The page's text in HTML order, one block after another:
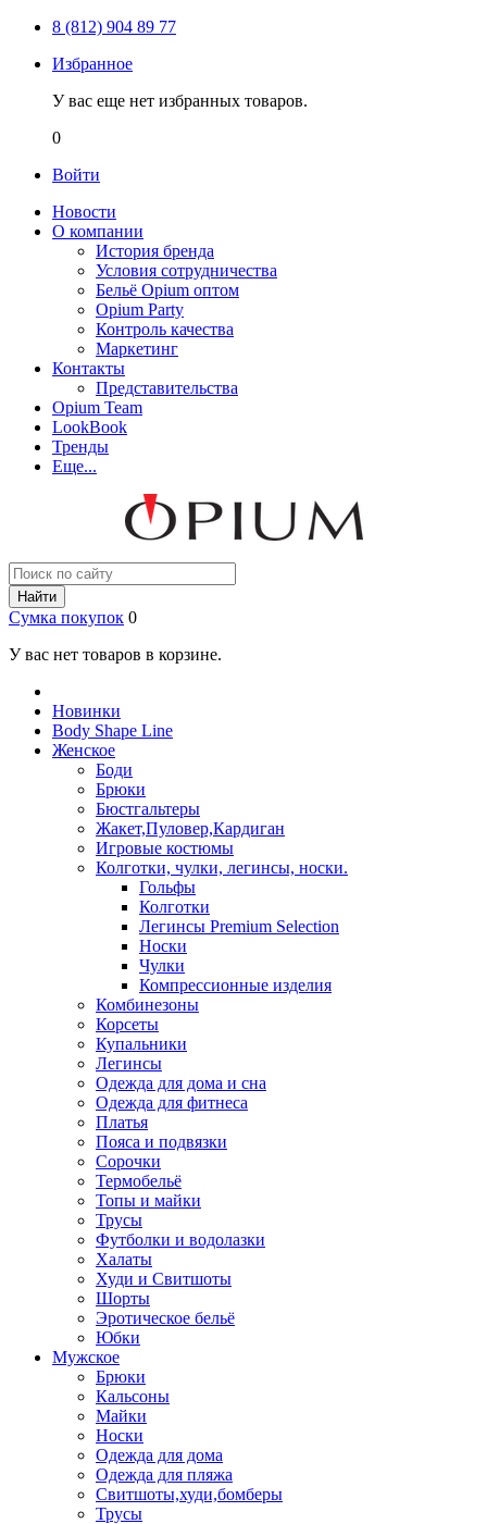
8 (812) 904 89 77
Избранное
У вас еще нет избранных товаров.
0
Войти
Новости
О компании
История бренда
Условия сотрудничества
Бельё Opium оптом
Opium Party
Контроль качества
Маркетинг
Контакты
Представительства
Opium Team
LookBook
Тренды
Еще...
Найти
Сумка покупок 0
У вас нет товаров в корзине.
Новинки
Body Shape Line
Женское
Боди
Брюки
Бюстгальтеры
Жакет,Пуловер,Кардиган
Игровые костюмы
Колготки, чулки, легинсы, носки.
Гольфы
Колготки
Легинсы Premium Selection
Носки
Чулки
Компрессионные изделия
Комбинезоны
Корсеты
Купальники
Легинсы
Одежда для дома и сна
Одежда для фитнеса
Платья
Пояса и подвязки
Сорочки
Термобельё
Топы и майки
Трусы
Футболки и водолазки
Халаты
Худи и Свитшоты
Шорты
Эротическое бельё
Юбки
Мужское
Брюки
Кальсоны
Майки
Носки
Одежда для дома
Одежда для пляжа
Свитшоты,худи,бомберы
Трусы